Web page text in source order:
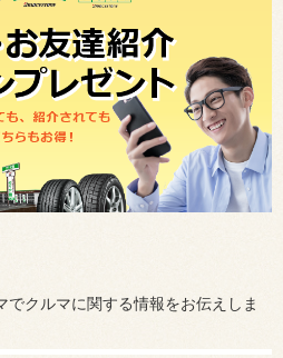
でクルマに関する情報をお伝えしま